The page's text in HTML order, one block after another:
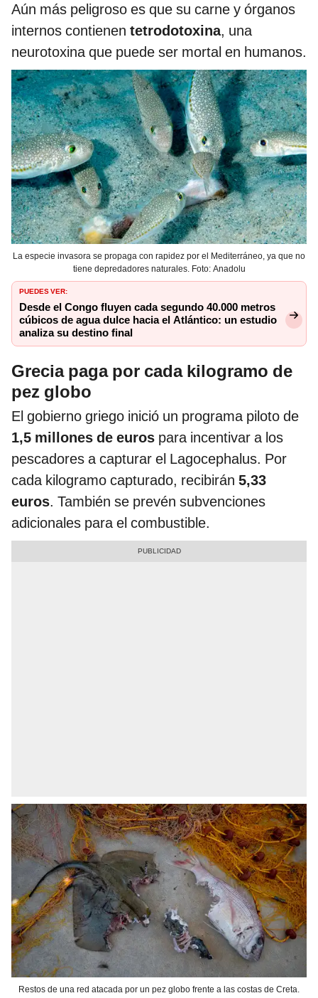
Aún más peligroso es que su carne y órganos
internos contienen tetrodotoxina, una
neurotoxina que puede ser mortal en humanos.
La especie invasora se propaga con rapidez por el Mediterráneo, ya que no
tiene depredadores naturales. Foto: Anadolu
PUEDES VER:
Desde el Congo fluyen cada segundo 40.000 metros
cúbicos de agua dulce hacia el Atlántico: un estudio
analiza su destino final
Grecia paga por cada kilogramo de
pez globo
El gobierno griego inició un programa piloto de
1,5 millones de euros para incentivar a los
pescadores a capturar el Lagocephalus. Por
cada kilogramo capturado, recibirán 5,33
euros. También se prevén subvenciones
adicionales para el combustible.
Restos de una red atacada por un pez globo frente a las costas de Creta.